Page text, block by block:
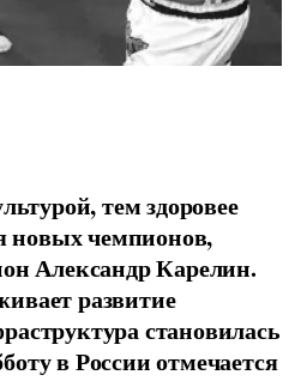
тем здоровее
новых чемпионов,
Александр Карелин.
развитие
становилась
в России отмечается